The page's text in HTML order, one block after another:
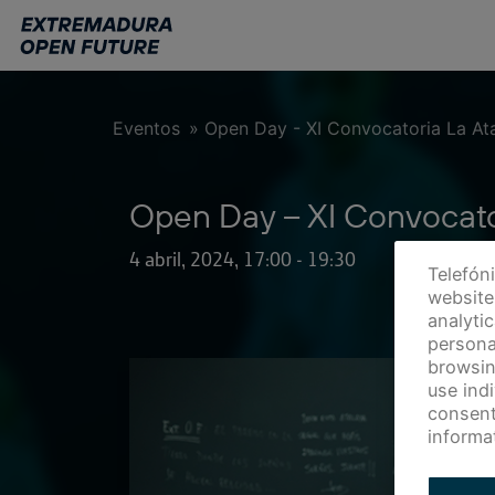
contenido
Eventos » Open Day - XI Convocatoria La
Open Day – XI
4 abril, 2024, 17:00 - 19:30
use